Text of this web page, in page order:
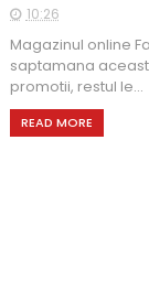
10:26
Magazinul online
saptamana
promotii, restul le...
READ MORE